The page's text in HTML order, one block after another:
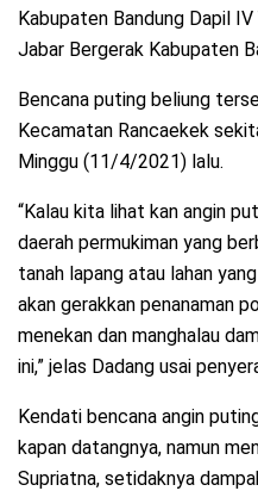
Kabupaten Bandung Dapil
Jabar Bergerak Kabupaten
Bencana puting beliung
Kecamatan Rancaekek
Minggu (11/4/2021) lalu.
“Kalau kita lihat kan angin
daerah permukiman yang
tanah lapang atau lahan
akan gerakkan penanaman
menekan dan manghalau
ini,” jelas Dadang usai
Kendati bencana angin
kapan datangnya, namun
Supriatna, setidaknya